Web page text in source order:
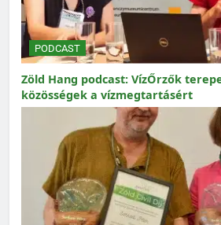
PODCAST
Zöld Hang podcast: VízŐrzők
közösségek a vízmegtartásért